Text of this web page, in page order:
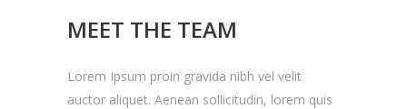
MEET THE TEAM
Lorem Ipsum proin gravida nibh vel velit
auctor aliquet. Aenean sollicitudin, lorem quis